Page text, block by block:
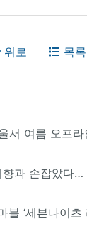
위로 목록
서 여름 오프라
과 손잡았다…
블 ‘세븐나이츠